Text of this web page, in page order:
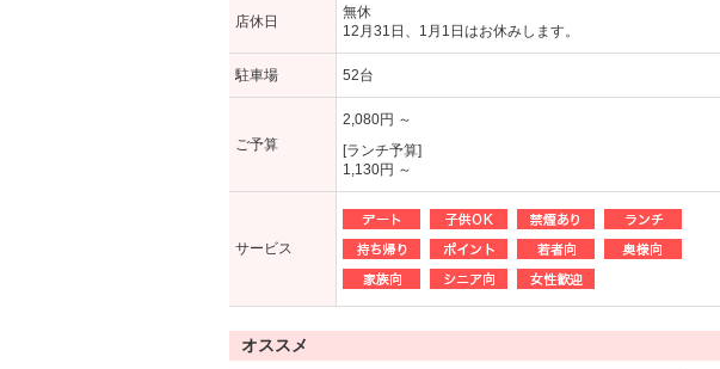
店休日
無休
12月31日、1月1日はお休みします。
駐車場 52台
ご予算
2,080円 ～
[ランチ予算]
1,130円 ～
サービス
オススメ